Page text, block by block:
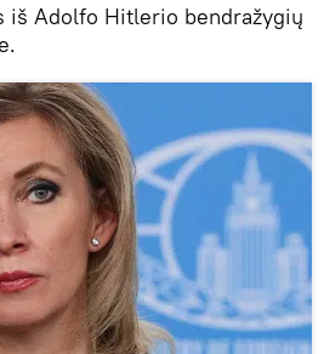
iš Adolfo Hitlerio bendražygių